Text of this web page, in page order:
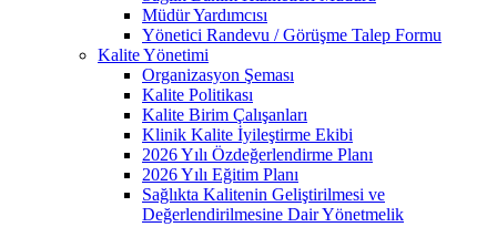
Müdür Yardımcısı
Yönetici Randevu / Görüşme Talep Formu
Kalite Yönetimi
Organizasyon Şeması
Kalite Politikası
Kalite Birim Çalışanları
Klinik Kalite İyileştirme Ekibi
2026 Yılı Özdeğerlendirme Planı
2026 Yılı Eğitim Planı
Sağlıkta Kalitenin Geliştirilmesi ve
Değerlendirilmesine Dair Yönetmelik